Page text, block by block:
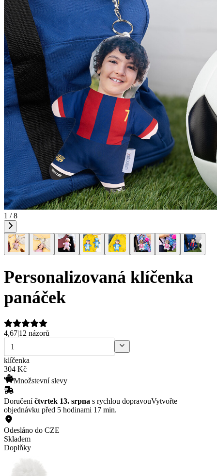
1 / 8
Personalizovaná klíčenka
panáček
4,67|12 názorů
klíčenka
304 Kč
Množstevní slevy
Doručeníčtvrtek 13. srpna s rychlou dopravouVytvořte
objednávku před 5 hodinami 17 min.
Odesláno do CZE
Skladem
Doplňky